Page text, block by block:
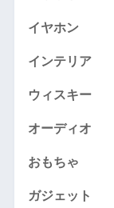
イヤホン
インテリア
ウィスキー
オーディオ
おもちゃ
ガジェット